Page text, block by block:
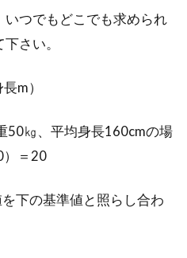
ースを効果的にダイエット
をする時には野菜が欠かせません。
つでもどこでも求められ
さい。
m）
50㎏、平均身長160cmの場
＝20
下の基準値と照らし合わ